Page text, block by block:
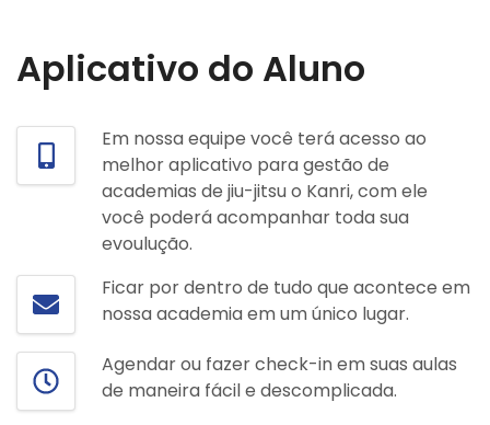
Aplicativo do Aluno
Em nossa equipe você terá acesso ao
melhor aplicativo para gestão de
academias de jiu-jitsu o Kanri, com ele
você poderá acompanhar toda sua
evoulução.
Ficar por dentro de tudo que acontece em
nossa academia em um único lugar.
Agendar ou fazer check-in em suas aulas
de maneira fácil e descomplicada.